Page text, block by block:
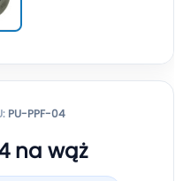
PU-PPF-04
na wąż